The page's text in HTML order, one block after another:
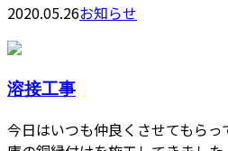
2020.05.26お知らせ
溶接工事
今日はいつも仲良くさせてもら